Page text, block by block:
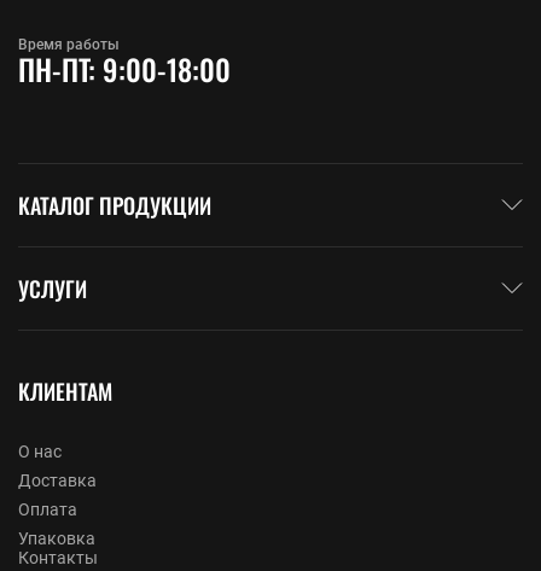
Время работы
ПН-ПТ: 9:00-18:00
КАТАЛОГ ПРОДУКЦИИ
УСЛУГИ
КЛИЕНТАМ
О нас
Доставка
Оплата
Упаковка
Контакты